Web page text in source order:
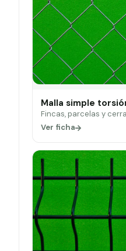
Malla simple
Fincas, parcelas y
Ver ficha